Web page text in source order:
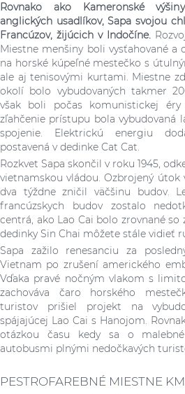
Rovnako ako Kameronské
anglických usadlíkov, Sapa svojou
Francúzov, žijúcich v Indočíne.
Miestne menšiny boli vysťahované a
na horské kúpeľné mestečko s
ale aj tenisovými kurtami. Miestne
okolí bolo vybudovaných takmer
však boli počas komunistickej
zľahčenie prístupu bola vybudovaná
spojenie. Elektrickú energiu
postavená v dedinke Cat Cat.
Rozkvet Sapa skončil v roku 1945,
vietnamskou vládou. Ozbrojený útok
dva týždne zničil väčšinu budov.
francúzskych budov zostalo
centrá, ako Lao Cai bolo zrovnané so
dedinky Sin Chai môžete stále vidieť
Sapa zažilo renesanciu za
Vietnam po zrušení amerického
Vďaka pravé nočným vlakom s
zachováva čaro horského
turistov prišiel projekt na
spájajúcej Lao Cai s Hanojom.
otázkou času kedy sa o
autobusmi plnými nedočkavých
PESTROFAREBNÉ MIESTNE